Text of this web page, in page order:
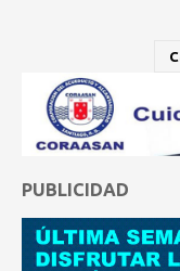
PUBLICIDAD